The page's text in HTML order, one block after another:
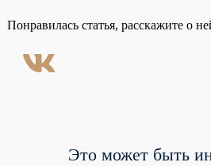
Понравилась статья, расскажите о
Это может быть